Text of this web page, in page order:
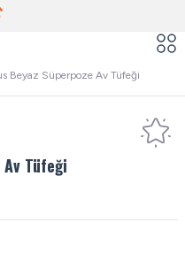
Beyaz Süperpoze Av Tüfeği
Av Tüfeği